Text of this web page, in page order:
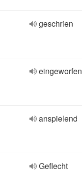
geschrien
eingeworfen
anspielend
Geflecht